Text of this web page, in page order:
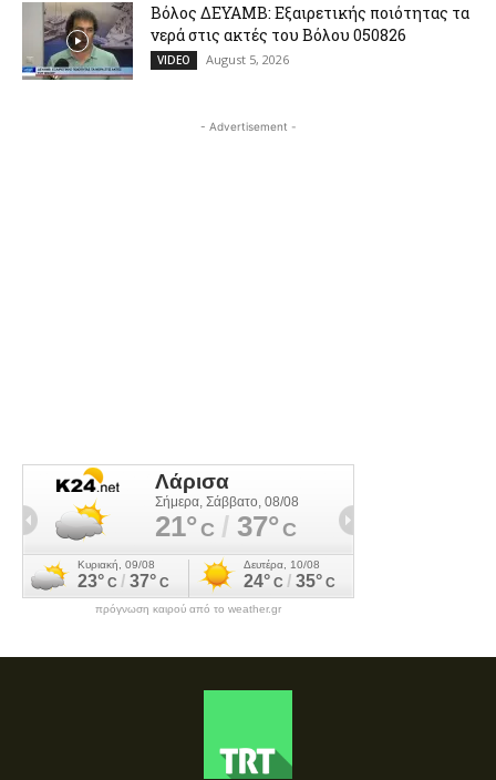
Βόλος ΔΕΥΑΜΒ: Εξαιρετικής ποιότητας τα
νερά στις ακτές του Βόλου 050826
VIDEO August 5, 2026
- Advertisement -
πρόγνωση καιρού από το weather.gr